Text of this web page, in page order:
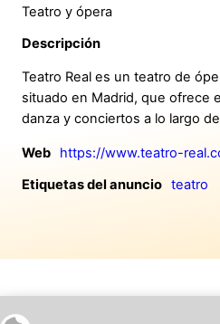
Teatro y ópera
Descripción
Teatro Real es un teatro de
situado en Madrid, que ofrece
danza y conciertos a lo largo
Web
https://www.teatro-
Etiquetas del anuncio teatro